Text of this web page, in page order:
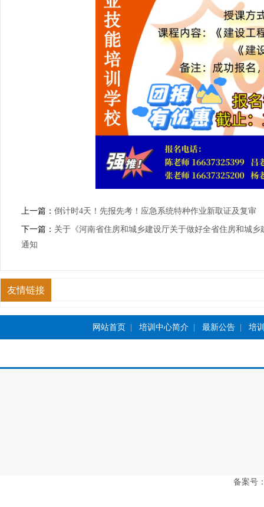
上一篇： 倒计时4天！先报先考！应急系统特种作业新取证及复审
下一篇： 关于《河南省住房和城乡建设厅关于做好全省住房和城
通知
友情链接
网站首页 培训中心简介| 最新公告| 培
备案号